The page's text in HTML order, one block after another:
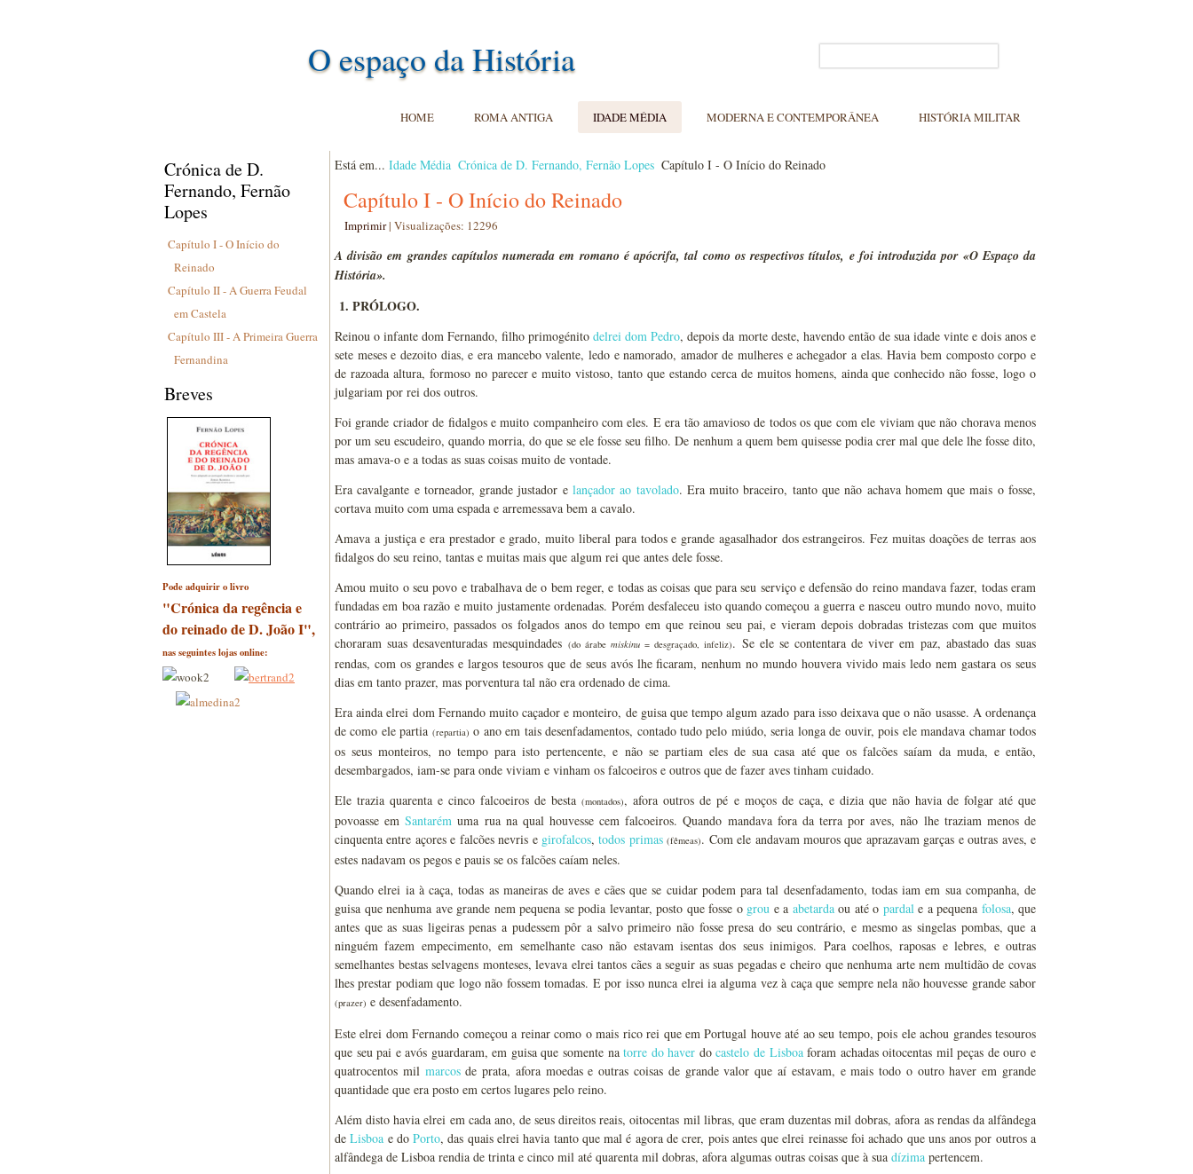
O espaço da História
HOME ROMA ANTIGA IDADE MÉDIA MODERNA E CONTEMPORÂNEA HISTÓRIA MILITAR
Crónica de D.
Fernando, Fernão
Lopes
Capítulo I - O Início do
Reinado
Capítulo II - A Guerra Feudal
em Castela
Capítulo III - A Primeira Guerra
Fernandina
Breves
Pode adquirir o livro
"Crónica da regência e
do reinado de D. João I",
nas seguintes lojas online:
Está em... Idade Média Crónica de D. Fernando, Fernão Lopes Capítulo I - O Início do Reinado
Capítulo I - O Início do Reinado
Imprimir| Visualizações: 12296
A divisão em grandes capítulos numerada em romano é apócrifa, tal como os respectivos títulos, e foi introduzida por «O Espaço da
História».
1. PRÓLOGO.
Reinou o infante dom Fernando, filho primogénitodelrei dom Pedro, depois da morte deste, havendo então de sua idade vinte e dois anos e
sete meses e dezoito dias, e era mancebo valente, ledo e namorado, amador de mulheres e achegador a elas. Havia bem composto corpo e
de razoada altura, formoso no parecer e muito vistoso, tanto que estando cerca de muitos homens, ainda que conhecido não fosse, logo o
julgariam por rei dos outros.
Foi grande criador de fidalgos e muito companheiro com eles. E era tão amavioso de todos os que com ele viviam que não chorava menos
por um seu escudeiro, quando morria, do que se ele fosse seu filho. De nenhum a quem bem quisesse podia crer mal que dele lhe fosse dito,
mas amava-o e a todas as suas coisas muito de vontade.
Era cavalgante e torneador, grande justador e lançador ao tavolado. Era muito braceiro, tanto que não achava homem que mais o fosse,
cortava muito com uma espada e arremessava bem a cavalo.
Amava a justiça e era prestador e grado, muito liberal para todos e grande agasalhador dos estrangeiros. Fez muitas doações de terras aos
fidalgos do seu reino, tantas e muitas mais que algum rei que antes dele fosse.
Amou muito o seu povo e trabalhava de o bem reger, e todas as coisas que para seu serviço e defensão do reino mandava fazer, todas eram
fundadas em boa razão e muito justamente ordenadas. Porém desfaleceu isto quando começou a guerra e nasceu outro mundo novo, muito
contrário ao primeiro, passados os folgados anos do tempo em que reinou seu pai, e vieram depois dobradas tristezas com que muitos
choraram suas desaventuradas mesquindades (do árabe miskinu= desgraçado, infeliz). Se ele se contentara de viver em paz, abastado das suas
rendas, com os grandes e largos tesouros que de seus avós lhe ficaram, nenhum no mundo houvera vivido mais ledo nem gastara os seus
dias em tanto prazer, mas porventura tal não era ordenado de cima.
Era ainda elrei dom Fernando muito caçador e monteiro, de guisa que tempo algum azado para isso deixava que o não usasse. A ordenança
de como ele partia (repartia) o ano em tais desenfadamentos, contado tudo pelo miúdo, seria longa de ouvir, pois ele mandava chamar todos
os seus monteiros, no tempo para isto pertencente, e não se partiam eles de sua casa até que os falcões saíam da muda, e então,
desembargados, iam-se para onde viviam e vinham os falcoeiros e outros que de fazer aves tinham cuidado.
Ele trazia quarenta e cinco falcoeiros de besta(montados), afora outros de pé e moços de caça, e dizia que não havia de folgar até que
povoasse emSantarém uma rua na qual houvesse cem falcoeiros. Quando mandava fora da terra por aves, não lhe traziam menos de
cinquenta entre açores e falcões nevris e girofalcos,todos primas (fêmeas). Com ele andavam mouros que aprazavam garças e outras aves, e
estes nadavam os pegos e pauis se os falcões caíam neles.
Quando elrei ia à caça, todas as maneiras de aves e cães que se cuidar podem para tal desenfadamento, todas iam em sua companha, de
guisa que nenhuma ave grande nem pequena se podia levantar, posto que fosse o grou e a abetardaou até o pardale a pequena folosa, que
antes que as suas ligeiras penas a pudessem pôr a salvo primeiro não fosse presa do seu contrário, e mesmo as singelas pombas, que a
ninguém fazem empecimento, em semelhante caso não estavam isentas dos seus inimigos. Para coelhos, raposas e lebres, e outras
semelhantes bestas selvagens monteses, levava elrei tantos cães a seguir as suas pegadas e cheiro que nenhuma arte nem multidão de covas
lhes prestar podiam que logo não fossem tomadas. E por isso nunca elrei ia alguma vez à caça que sempre nela não houvesse grande sabor
(prazer) e desenfadamento.
Este elrei dom Fernando começou a reinar como o mais rico rei que em Portugal houve até ao seu tempo, pois ele achou grandes tesouros
que seu pai e avós guardaram, em guisa que somente natorre do haver docastelo de Lisboaforam achadas oitocentas mil peças de ouro e
quatrocentos mil marcosde prata, afora moedas e outras coisas de grande valor que aí estavam, e mais todo o outro haver em grande
quantidade que era posto em certos lugares pelo reino.
Além disto havia elrei em cada ano, de seus direitos reais, oitocentas mil libras, que eram duzentas mil dobras, afora as rendas da alfândega
deLisboa e doPorto, das quais elrei havia tanto que mal é agora de crer, pois antes que elrei reinasse foi achado que uns anos por outros a
alfândega de Lisboa rendia de trinta e cinco mil até quarenta mil dobras, afora algumas outras coisas que à sua dízima pertencem.